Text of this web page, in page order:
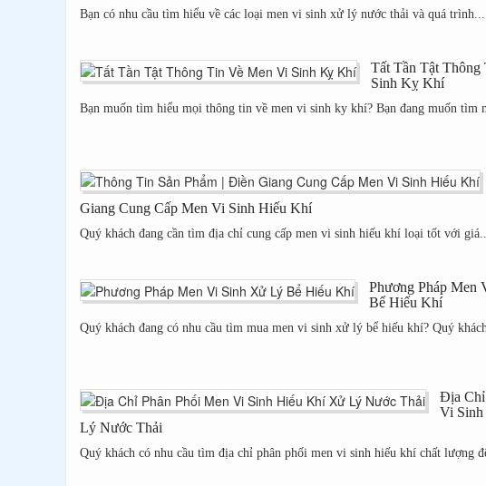
Bạn có nhu cầu tìm hiểu về các loại men vi sinh xử lý nước thải và quá trình...
Tất Tần Tật
Sinh Kỵ Khí
Bạn muốn tìm hiểu mọi thông tin về men vi sinh ky khí? Bạn đang muốn tìm
Giang Cung Cấp Men Vi Sinh Hiếu Khí
Quý khách đang cần tìm địa chỉ cung cấp men vi sinh hiếu khí loại tốt với giá...
Phương Pháp Men
Bể Hiếu Khí
Quý khách đang có nhu cầu tìm mua men vi sinh xử lý bể hiếu khí? Quý
Địa Chỉ
Vi
Lý Nước Thải
Quý khách có nhu cầu tìm địa chỉ phân phối men vi sinh hiếu khí chất lượng